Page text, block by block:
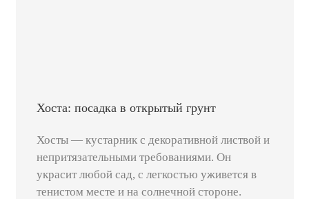
Хоста: посадка в открытый грунт
Хосты — кустарник с декоративной листвой и
непритязательными требованиями. Он
украсит любой сад, с легкостью уживется в
тенистом месте и на солнечной стороне.